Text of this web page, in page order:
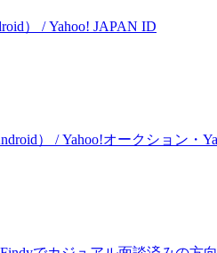
） / Yahoo! JAPAN ID
） / Yahoo!オークション・